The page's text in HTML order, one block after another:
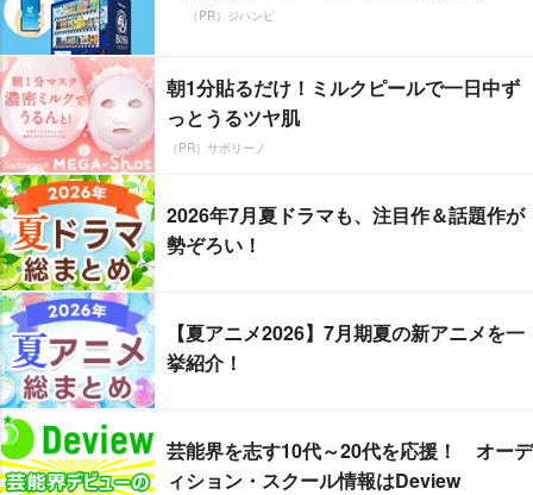
（PR）ジハンピ
朝1分貼るだけ！ミルクピールで一日中ず
っとうるツヤ肌
（PR）サボリーノ
2026年7月夏ドラマも、注目作＆話題作が
勢ぞろい！
【夏アニメ2026】7月期夏の新アニメを一
挙紹介！
芸能界を志す10代～20代を応援！ オーデ
ィション・スクール情報はDeview